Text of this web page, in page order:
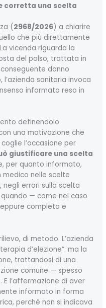
corretta una scelta
(2968/2026) a chiarire
che più direttamente
vicenda riguarda la
del polso, trattata in
danno
l’azienda sanitaria invoca
informato reso in
definendolo
una motivazione che
l’occasione per
giustificare una scelta
per quanto informato,
medico nelle scelte
errori sulla scelta
— come nel caso
completa e
di metodo. L’azienda
d’elezione”: ma la
trattandosi di una
comune — spesso
E l’affermazione di aver
informato in forma
perché non si indicava